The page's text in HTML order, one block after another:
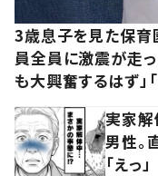
3歳息子を見た保育
員全員に激震が走
も大興奮するはず」「
実家
男性。
「えっ」